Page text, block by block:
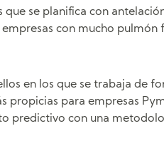
se planifica con
con mucho
en los que se trabaja de
propicias para empresas
predictivo con una